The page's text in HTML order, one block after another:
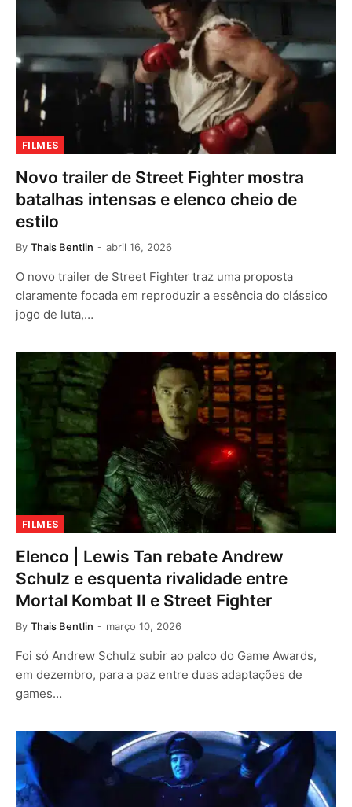
FILMES
Novo trailer de Street Fighter mostra
batalhas intensas e elenco cheio de
estilo
By Thais Bentlin abril 16, 2026
O novo trailer de Street Fighter traz uma proposta
claramente focada em reproduzir a essência do clássico
jogo de luta,…
FILMES
Elenco | Lewis Tan rebate Andrew
Schulz e esquenta rivalidade entre
Mortal Kombat II e Street Fighter
By Thais Bentlin março 10, 2026
Foi só Andrew Schulz subir ao palco do Game Awards,
em dezembro, para a paz entre duas adaptações de
games…